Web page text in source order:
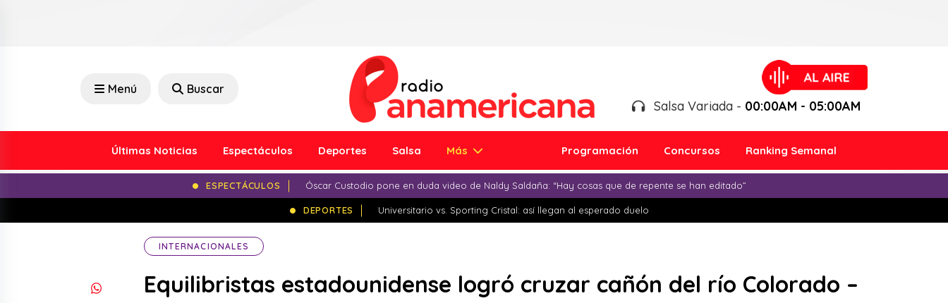
Menú Buscar
Salsa Variada - 00:00AM - 05:00AM
Últimas Noticias Espectáculos Deportes Salsa Más Programación Concursos Ranking Semanal
ESPECTÁCULOS Óscar Custodio pone en duda video de Naldy Saldaña: “Hay cosas que de repente se han editado”
DEPORTES Universitario vs. Sporting Cristal: así llegan al esperado duelo
INTERNACIONALES
Equilibristas estadounidense logró cruzar cañón del río Colorado –